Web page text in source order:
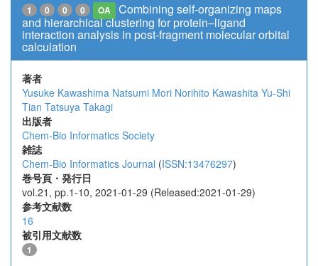
1 0 0 0 OA
Combining self-organizing maps
and hierarchical clustering for protein–ligand
interaction analysis in post-fragment molecular orbital
calculation
著者
Yusuke Kawashima Natsumi Mori Norihito Kawashita Yu-Shi
Tian Tatsuya Takagi
出版者
Chem-Bio Informatics Society
雑誌
Chem-Bio Informatics Journal (ISSN:13476297)
巻号頁・発行日
vol.21, pp.1-10, 2021-01-29 (Released:2021-01-29)
参考文献数
16
被引用文献数
1